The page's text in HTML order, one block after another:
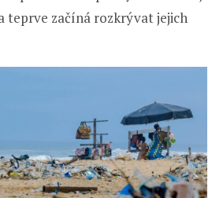
teprve začíná rozkrývat jejich